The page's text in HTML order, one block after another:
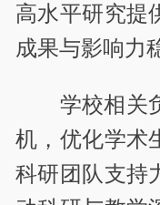
高水平研究提
成果与影响力
学校相关
机，优化学术
科研团队支持